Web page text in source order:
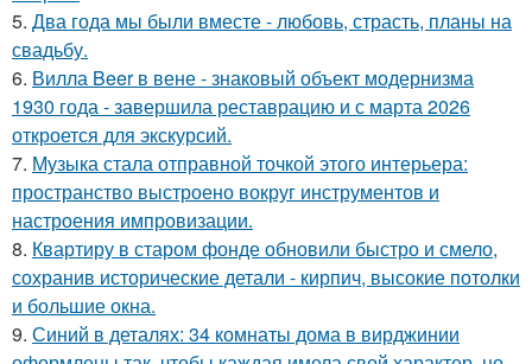
5. Два года мы были вместе - любовь, страсть, планы на
свадьбу.
6. Вилла Beer в вене - знаковый объект модернизма
1930 года - завершила реставрацию и с марта 2026
откроется для экскурсий.
7. Музыка стала отправной точкой этого интерьера:
пространство выстроено вокруг инструментов и
настроения импровизации.
8. Квартиру в старом фонде обновили быстро и смело,
сохранив исторические детали - кирпич, высокие потолки
и большие окна.
9. Синий в деталях: 34 комнаты дома в вирджинии